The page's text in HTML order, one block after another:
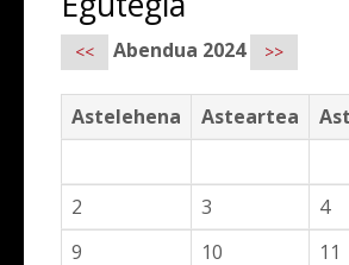
Socialen lagunak 2026
Kultur
<< Abendua 2024 >>
Astelehena Asteartea
2 3 4
9
10 11